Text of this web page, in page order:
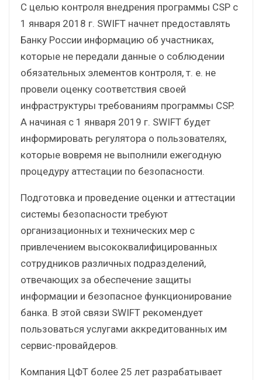
С целью контроля внедрения программы CSP с
1 января 2018 г. SWIFT начнет предоставлять
Банку России информацию об участниках,
которые не передали данные о соблюдении
обязательных элементов контроля, т. е. не
провели оценку соответствия своей
инфраструктуры требованиям программы CSP.
А начиная с 1 января 2019 г. SWIFT будет
информировать регулятора о пользователях,
которые вовремя не выполнили ежегодную
процедуру аттестации по безопасности.
Подготовка и проведение оценки и аттестации
системы безопасности требуют
организационных и технических мер с
привлечением высококвалифицированных
сотрудников различных подразделений,
отвечающих за обеспечение защиты
информации и безопасное функционирование
банка. В этой связи SWIFT рекомендует
пользоваться услугами аккредитованных им
сервис-провайдеров.
Компания ЦФТ более 25 лет разрабатывает